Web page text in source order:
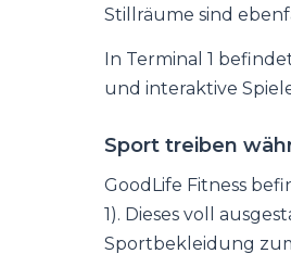
Stillräume sind
In Terminal 1
und interaktive
Sport treiben
GoodLife Fitness
1). Dieses voll
Sportbekleidung